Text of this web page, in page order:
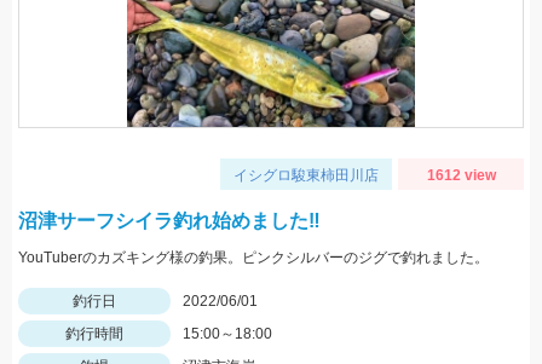
イシグロ駿東柿田川店 1612 view
沼津サーフシイラ釣れ始めました‼
YouTuberのカズキング様の釣果。ピンクシルバーのジグで釣れました。
釣行日
2022/06/01
釣行時間
15:00～18:00